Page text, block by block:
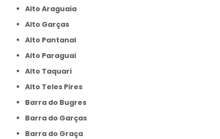
Alto Araguaia
Alto Garças
Alto Pantanal
Alto Paraguai
Alto Taquari
Alto Teles Pires
Barra do Bugres
Barra do Garças
Barra do Graça